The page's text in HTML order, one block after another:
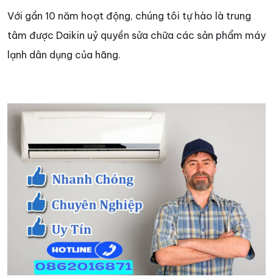
Với gần 10 năm hoạt động, chúng tôi tự hào là trung
tâm được Daikin uỷ quyền sửa chữa các sản phẩm máy
lạnh dân dụng của hãng.